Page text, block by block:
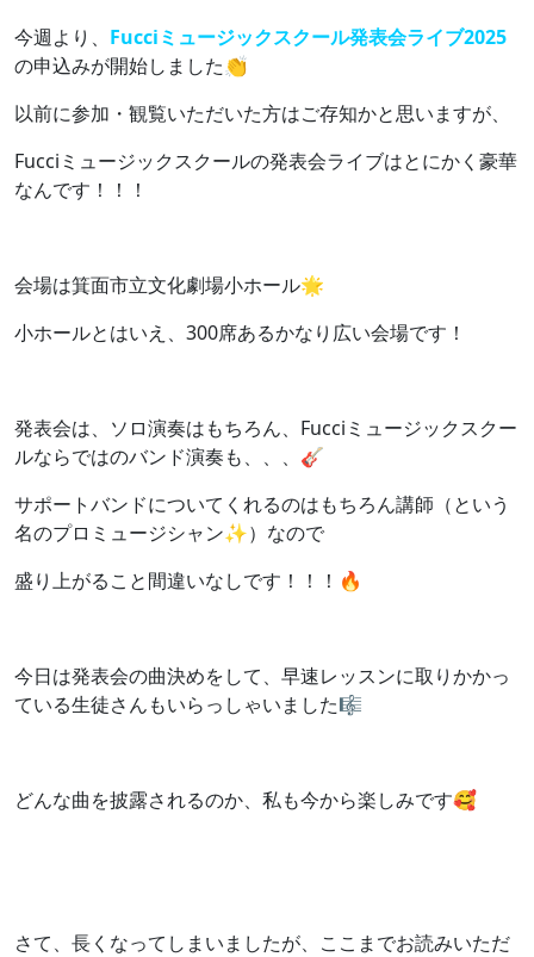
今週より、 Fucciミュージックスクール発表会ライブ2025
の申込みが開始しました👏
以前に参加・観覧いただいた方はご存知かと思いますが、
Fucciミュージックスクールの発表会ライブはとにかく豪華
なんです！！！
会場は箕面市立文化劇場小ホール🌟
小ホールとはいえ、300席あるかなり広い会場です！
発表会は、ソロ演奏はもちろん、Fucciミュージックスクー
ルならではのバンド演奏も、、、🎸
サポートバンドについてくれるのはもちろん講師（という
名のプロミュージシャン✨）なので
盛り上がること間違いなしです！！！🔥
今日は発表会の曲決めをして、早速レッスンに取りかかっ
ている生徒さんもいらっしゃいました🎼
どんな曲を披露されるのか、私も今から楽しみです🥰
さて、長くなってしまいましたが、ここまでお読みいただ